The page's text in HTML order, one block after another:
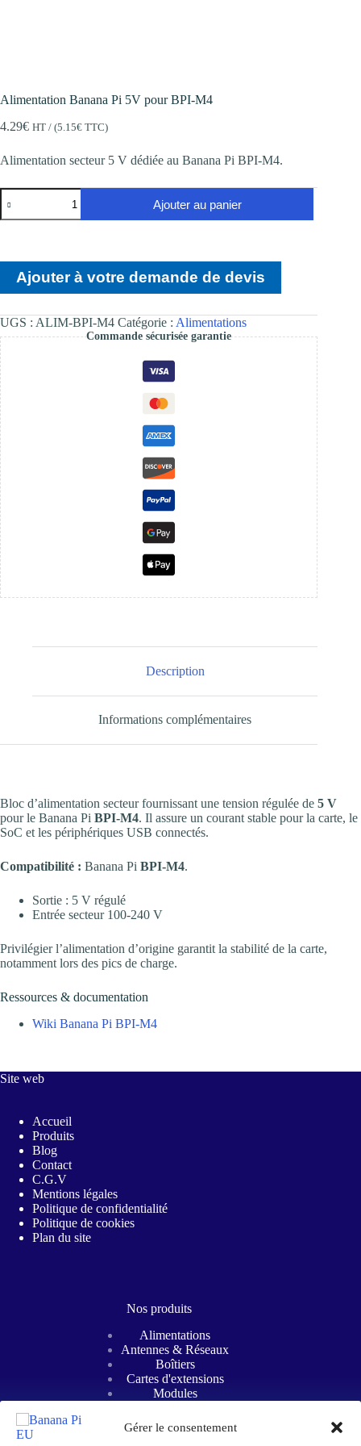
Gérer le consentement
Alimentation Banana Pi 5V pour BPI-M4
4.29€ HT / (5.15€ TTC)
Alimentation secteur 5 V dédiée au Banana Pi BPI-M4.
quantité
de
Alimentation
5V
pour
Ajouter au panier
Ajouter à votre demande de devis
UGS : ALIM-BPI-M4 Catégorie : Alimentations
Commande sécurisée garantie
Description
Informations complémentaires
Bloc d’alimentation secteur fournissant une tension régulée de 5 V
pour le Banana Pi BPI-M4. Il assure un courant stable pour la carte, le
SoC et les périphériques USB connectés.
Compatibilité : Banana Pi BPI-M4.
Sortie : 5 V régulé
Entrée secteur 100-240 V
Privilégier l’alimentation d’origine garantit la stabilité de la carte,
notamment lors des pics de charge.
Ressources & documentation
Wiki Banana Pi BPI-M4
Site web
Accueil
Produits
Blog
Contact
C.G.V
Mentions légales
Politique de confidentialité
Politique de cookies
Plan du site
Nos produits
Alimentations
Antennes & Réseaux
Boîtiers
Cartes d'extensions
Modules
Cartes mères